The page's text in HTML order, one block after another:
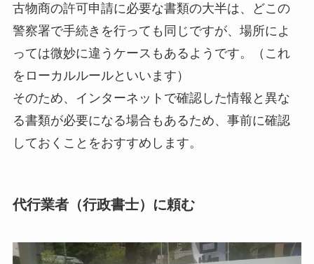
古物商の許可申請に必要な書類の大半は、どこの
警察署で手続きを行っても同じですが、場所によ
っては微妙に違うケースもあるようです。（これ
をローカルルールといいます）
そのため、インターネットで確認した情報と異な
る書類が必要になる場合もあるため、事前に確認
しておくことをおすすめします。
代行業者（行政書士）に頼む